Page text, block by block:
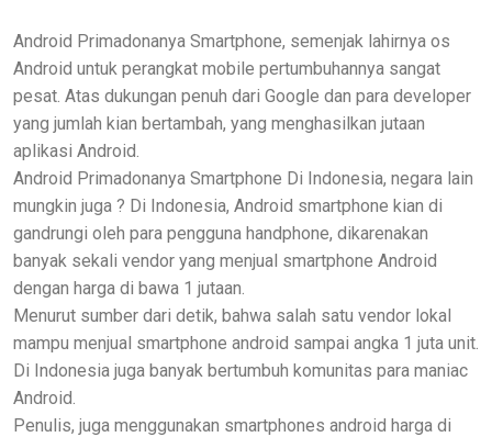
Android Primadonanya Smartphone, semenjak lahirnya os
Android untuk perangkat mobile pertumbuhannya sangat
pesat. Atas dukungan penuh dari Google dan para developer
yang jumlah kian bertambah, yang menghasilkan jutaan
aplikasi Android.
Android Primadonanya Smartphone Di Indonesia, negara lain
mungkin juga ? Di Indonesia, Android smartphone kian di
gandrungi oleh para pengguna handphone, dikarenakan
banyak sekali vendor yang menjual smartphone Android
dengan harga di bawa 1 jutaan.
Menurut sumber dari detik, bahwa salah satu vendor lokal
mampu menjual smartphone android sampai angka 1 juta unit.
Di Indonesia juga banyak bertumbuh komunitas para maniac
Android.
Penulis, juga menggunakan smartphones android harga di